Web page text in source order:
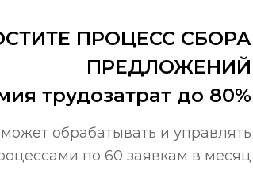
ПРОЦЕСС СБОРА
ПРЕДЛОЖЕНИЙ
трудозатрат до 80%
обрабатывать и управлять
по 60 заявкам в месяц